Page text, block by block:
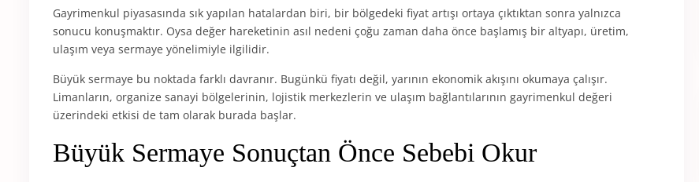
Gayrimenkul piyasasında sık yapılan hatalardan biri, bir bölgedeki fiyat artışı ortaya çıktıktan sonra yalnızca
sonucu konuşmaktır. Oysa değer hareketinin asıl nedeni çoğu zaman daha önce başlamış bir altyapı, üretim,
ulaşım veya sermaye yönelimiyle ilgilidir.
Büyük sermaye bu noktada farklı davranır. Bugünkü fiyatı değil, yarının ekonomik akışını okumaya çalışır.
Limanların, organize sanayi bölgelerinin, lojistik merkezlerin ve ulaşım bağlantılarının gayrimenkul değeri
üzerindeki etkisi de tam olarak burada başlar.
Büyük Sermaye Sonuçtan Önce Sebebi Okur